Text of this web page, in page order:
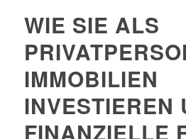
WIE SIE ALS
IMMOBILIEN
INVESTIEREN
FINANZIELLE